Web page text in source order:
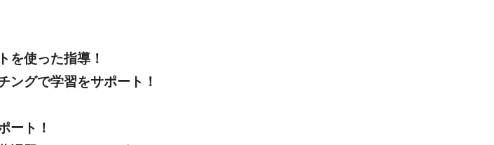
を使った指導！
ングで学習をサポート！
ート！